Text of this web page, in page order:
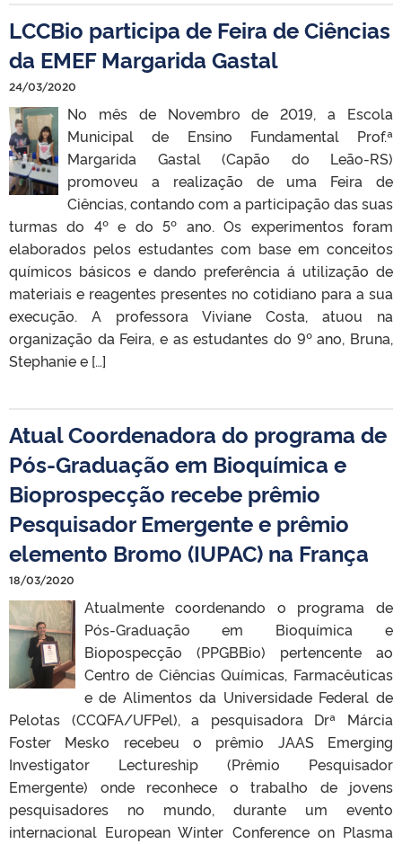
LCCBio participa de Feira de Ciências
da EMEF Margarida Gastal
24/03/2020
No mês de Novembro de 2019, a Escola
Municipal de Ensino Fundamental Prof.ª
Margarida Gastal (Capão do Leão-RS)
promoveu a realização de uma Feira de
Ciências, contando com a participação das suas
turmas do 4º e do 5º ano. Os experimentos foram
elaborados pelos estudantes com base em conceitos
químicos básicos e dando preferência á utilização de
materiais e reagentes presentes no cotidiano para a sua
execução. A professora Viviane Costa, atuou na
organização da Feira, e as estudantes do 9º ano, Bruna,
Stephanie e […]
Atual Coordenadora do programa de
Pós-Graduação em Bioquímica e
Bioprospecção recebe prêmio
Pesquisador Emergente e prêmio
elemento Bromo (IUPAC) na França
18/03/2020
Atualmente coordenando o programa de
Pós-Graduação em Bioquímica e
Biopospecção (PPGBBio) pertencente ao
Centro de Ciências Químicas, Farmacêuticas
e de Alimentos da Universidade Federal de
Pelotas (CCQFA/UFPel), a pesquisadora Drª Márcia
Foster Mesko recebeu o prêmio JAAS Emerging
Investigator Lectureship (Prêmio Pesquisador
Emergente) onde reconhece o trabalho de jovens
pesquisadores no mundo, durante um evento
internacional European Winter Conference on Plasma